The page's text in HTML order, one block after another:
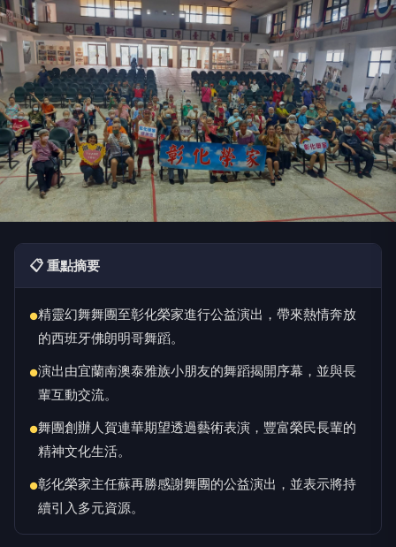
📋 重點摘要
●精靈幻舞舞團至彰化榮家進行公益演出，帶來熱情奔放
的西班牙佛朗明哥舞蹈。
●演出由宜蘭南澳泰雅族小朋友的舞蹈揭開序幕，並與長
輩互動交流。
●舞團創辦人賀連華期望透過藝術表演，豐富榮民長輩的
精神文化生活。
●彰化榮家主任蘇再勝感謝舞團的公益演出，並表示將持
續引入多元資源。